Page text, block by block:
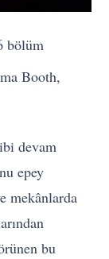
bölüm
Booth,
devam
epey
mekânlarda
bu